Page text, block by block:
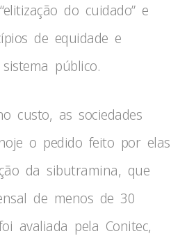
do cuidado” e
de equidade e
público.
custo, as sociedades
o pedido feito por elas
da sibutramina, que
de menos de 30
avaliada pela Conitec,